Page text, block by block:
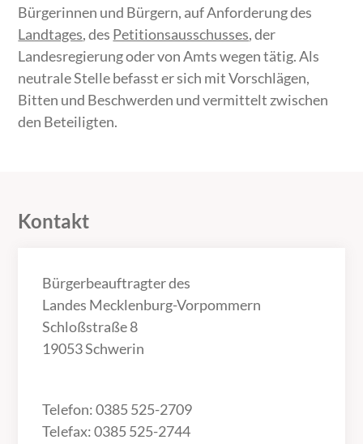
Bürgerinnen und Bürgern, auf Anforderung des
Landtages, des Petitionsausschusses, der
Landesregierung oder von Amts wegen tätig. Als
neutrale Stelle befasst er sich mit Vorschlägen,
Bitten und Beschwerden und vermittelt zwischen
den Beteiligten.
Kontakt
Bürgerbeauftragter des
Landes Mecklenburg-Vorpommern
Schloßstraße 8
19053 Schwerin
Telefon: 0385 525-2709
Telefax: 0385 525-2744